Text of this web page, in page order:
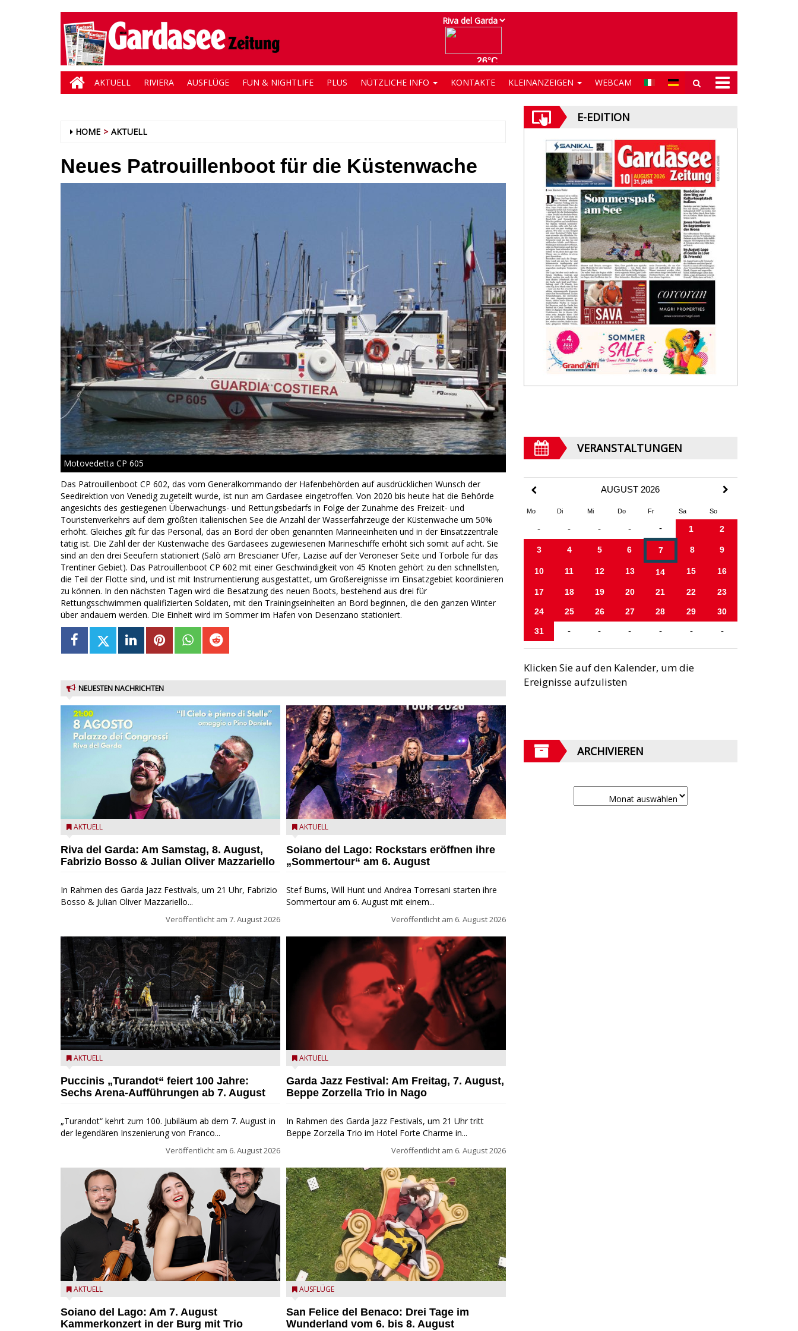
AKTUELL RIVIERA AUSFLÜGE FUN & NIGHTLIFE PLUS NÜTZLICHE INFO KONTAKTE KLEINANZEIGEN WEBCAM
HOME AKTUELL
Neues Patrouillenboot für die Küstenwache
Motovedetta CP 605
Das Patrouillenboot CP 602, das vom Generalkommando der Hafenbehörden auf ausdrücklichen Wunsch der
Seedirektion von Venedig zugeteilt wurde, ist nun am Gardasee eingetroffen. Von 2020 bis heute hat die Behörde
angesichts des gestiegenen Überwachungs- und Rettungsbedarfs in Folge der Zunahme des Freizeit- und
Touristenverkehrs auf dem größten italienischen See die Anzahl der Wasserfahrzeuge der Küstenwache um 50%
erhöht. Gleiches gilt für das Personal, das an Bord der oben genannten Marineeinheiten und in der Einsatzzentrale
tätig ist. Die Zahl der der Küstenwache des Gardasees zugewiesenen Marineschiffe erhöht sich somit auf acht. Sie
sind an den drei Seeufern stationiert (Salò am Brescianer Ufer, Lazise auf der Veroneser Seite und Torbole für das
Trentiner Gebiet). Das Patrouillenboot CP 602 mit einer Geschwindigkeit von 45 Knoten gehört zu den schnellsten,
die Teil der Flotte sind, und ist mit Instrumentierung ausgestattet, um Großereignisse im Einsatzgebiet koordinieren
zu können. In den nächsten Tagen wird die Besatzung des neuen Boots, bestehend aus drei für
Rettungsschwimmen qualifizierten Soldaten, mit den Trainingseinheiten an Bord beginnen, die den ganzen Winter
über andauern werden. Die Einheit wird im Sommer im Hafen von Desenzano stationiert.
NEUESTEN NACHRICHTEN
Fabrizio Bosso & Julian Oliver Mazzariello zu Gast beim
AKTUELL
Riva del Garda: Am Samstag, 8. August,
Fabrizio Bosso & Julian Oliver Mazzariello
In Rahmen des Garda Jazz Festivals, um 21 Uhr, Fabrizio
Bosso & Julian Oliver Mazzariello...
Veröffentlicht am 7. August 2026
Turandot in der Arena von Verona - Ennevi für
AKTUELL
Puccinis „Turandot“ feiert 100 Jahre:
Sechs Arena-Aufführungen ab 7. August
„Turandot“ kehrt zum 100. Jubiläum ab dem 7. August in
der legendären Inszenierung von Franco...
Veröffentlicht am 6. August 2026
Trio Adamello
AKTUELL
Soiano del Lago: Am 7. August
Kammerkonzert in der Burg mit Trio
Stef Burns, Will Hunt und Andrea Torresani im Summer
AKTUELL
Soiano del Lago: Rockstars eröffnen ihre
„Sommertour“ am 6. August
Stef Burns, Will Hunt und Andrea Torresani starten ihre
Sommertour am 6. August mit einem...
Veröffentlicht am 6. August 2026
Beppe Zorzella Trio zu Gast beim Garda Jazz Festival
AKTUELL
Garda Jazz Festival: Am Freitag, 7. August,
Beppe Zorzella Trio in Nago
In Rahmen des Garda Jazz Festivals, um 21 Uhr tritt
Beppe Zorzella Trio im Hotel Forte Charme in...
Veröffentlicht am 6. August 2026
San Felice del Benaco: Drei Tage im Wunderland
AUSFLÜGE
San Felice del Benaco: Drei Tage im
Wunderland vom 6. bis 8. August
E-EDITION
VERANSTALTUNGEN
AUGUST 2026
Mo Di Mi Do Fr Sa So
- - - - - 1 2
3 4 5 6 7 8 9
10 11 12 13 14 15 16
17 18 19 20 21 22 23
24 25 26 27 28 29 30
31 - - - - - -
Klicken Sie auf den Kalender, um die
Ereignisse aufzulisten
ARCHIVIEREN